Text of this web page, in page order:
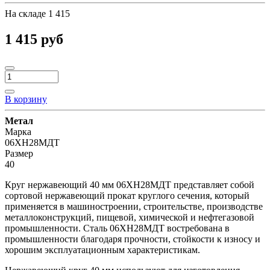
На складе 1 415
1 415 руб
В корзину
Метал
Марка
06ХН28МДТ
Размер
40
Круг нержавеющий 40 мм 06ХН28МДТ представляет собой
сортовой нержавеющий прокат круглого сечения, который
применяется в машиностроении, строительстве, производстве
металлоконструкций, пищевой, химической и нефтегазовой
промышленности. Сталь 06ХН28МДТ востребована в
промышленности благодаря прочности, стойкости к износу и
хорошим эксплуатационным характеристикам.